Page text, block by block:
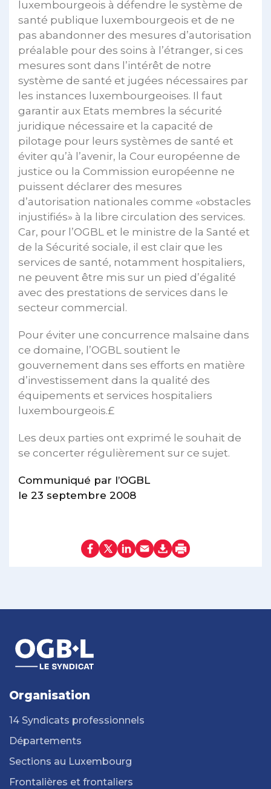
luxembourgeois à défendre le système de
santé publique luxembourgeois et de ne
pas abandonner des mesures d’autorisation
préalable pour des soins à l’étranger, si ces
mesures sont dans l’intérêt de notre
système de santé et jugées nécessaires par
les instances luxembourgeoises. Il faut
garantir aux Etats membres la sécurité
juridique nécessaire et la capacité de
pilotage pour leurs systèmes de santé et
éviter qu’à l’avenir, la Cour européenne de
justice ou la Commission européenne ne
puissent déclarer des mesures
d’autorisation nationales comme «obstacles
injustifiés» à la libre circulation des services.
Car, pour l’OGBL et le ministre de la Santé et
de la Sécurité sociale, il est clair que les
services de santé, notamment hospitaliers,
ne peuvent être mis sur un pied d’égalité
avec des prestations de services dans le
secteur commercial.
Pour éviter une concurrence malsaine dans
ce domaine, l’OGBL soutient le
gouvernement dans ses efforts en matière
d’investissement dans la qualité des
équipements et services hospitaliers
luxembourgeois.£
Les deux parties ont exprimé le souhait de
se concerter régulièrement sur ce sujet.
Communiqué par l’OGBL
le 23 septembre 2008
Organisation
14 Syndicats professionnels
Départements
Sections au Luxembourg
Frontalières et frontaliers